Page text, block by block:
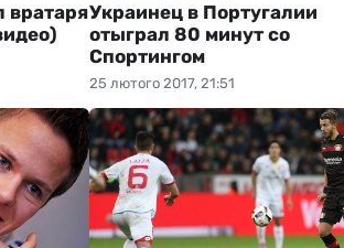
вратаря
25 лютого 2017, 21:51
Украинец в Португалии
отыграл 80 минут со
Спортингом